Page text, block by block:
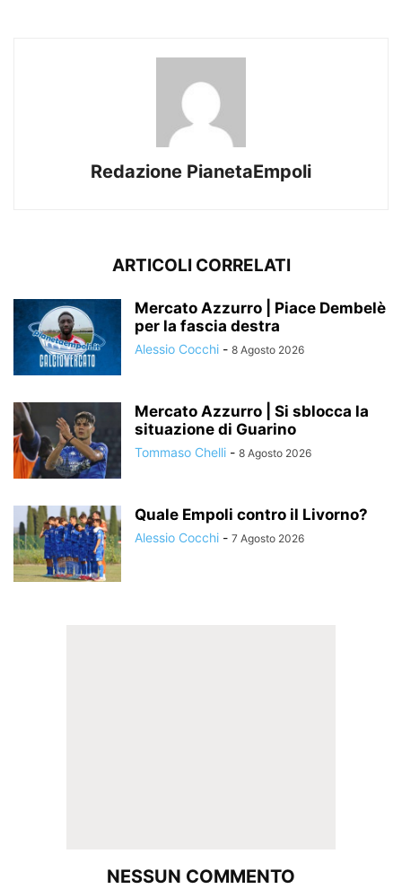
Redazione PianetaEmpoli
ARTICOLI CORRELATI
Mercato Azzurro | Piace Dembelè
per la fascia destra
Alessio Cocchi - 8 Agosto 2026
Mercato Azzurro | Si sblocca la
situazione di Guarino
Tommaso Chelli - 8 Agosto 2026
Quale Empoli contro il Livorno?
Alessio Cocchi - 7 Agosto 2026
NESSUN COMMENTO